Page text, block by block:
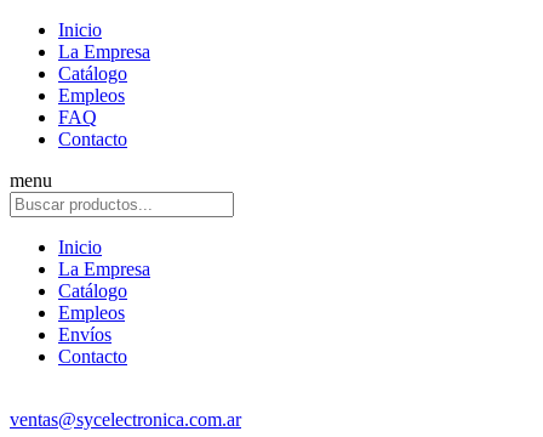
Inicio
La Empresa
Catálogo
Empleos
FAQ
Contacto
menu
Inicio
La Empresa
Catálogo
Empleos
Envíos
Contacto
ventas@sycelectronica.com.ar